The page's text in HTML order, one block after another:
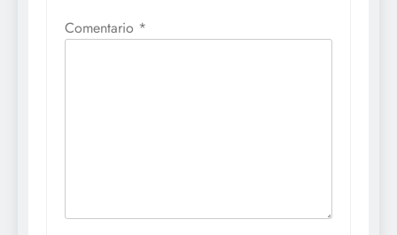
Comentario *